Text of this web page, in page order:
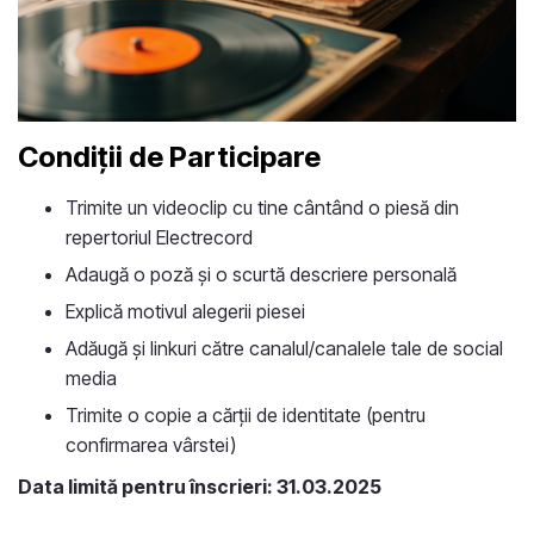
Condiții de Participare
Trimite un videoclip cu tine cântând o piesă din
repertoriul Electrecord
Adaugă o poză și o scurtă descriere personală
Explică motivul alegerii piesei
Adăugă și linkuri către canalul/canalele tale de social
media
Trimite o copie a cărții de identitate (pentru
confirmarea vârstei)
Data limită pentru înscrieri: 31.03.2025